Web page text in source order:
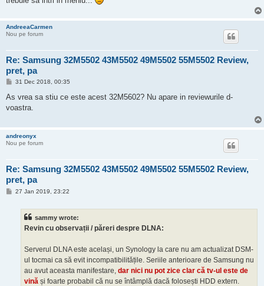
AndreeaCarmen
Nou pe forum
Re: Samsung 32M5502 43M5502 49M5502 55M5502 Review,
pret, pa
P
s
31 Dec 2018, 00:35
As vrea sa stiu ce este acest 32M5602? Nu apare in reviewurile d-
voastra.
andreonyx
Nou pe forum
Re: Samsung 32M5502 43M5502 49M5502 55M5502 Review,
pret, pa
P27 Jan 2019, 23:22
sammy wrote:
Revin cu observații / păreri despre DLNA:
Serverul DLNA este același, un Synology la care nu am actualizat DSM-
ul tocmai ca să evit incompatibilitățile. Seriile anterioare de Samsung nu
au avut aceasta manifestare, dar nici nu pot zice clar că tv-ul este de
vină și foarte probabil că nu se întâmplă dacă folosești HDD extern.